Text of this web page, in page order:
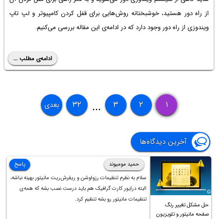
از راه دور هستید، خوشبختانه روش‌هایی برای قفل کردن کامپیوتر و لپ تاپ
ویندوزی از راه دور وجود دارد که در ادامه‌ی این مقاله بررسی می‌کنیم.
ادامه‌ی مطلب ...
۱ ۲ ۳ ... ۳۲ بعدی
آخرین دیدگاه‌ها
حل مشکل تغییر رنگ
صفحه مانیتور و تلویزیون
حمید مومیوند
سلام به نظرم تنظیمات رزولوشن و ریفرش‌ریت مانیتور بهینه نباشه،
البته درایور کارت گرافیک هم باید درست نصب بشه که همه‌ی
تنظیمات مانیتور رو بشه تنظیم کرد.
پاسخ